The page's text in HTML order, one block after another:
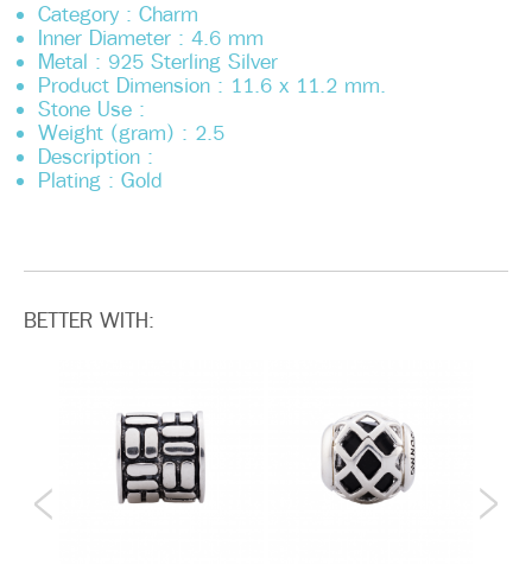
Category : Charm
Inner Diameter : 4.6 mm
Metal : 925 Sterling Silver
Product Dimension : 11.6 x 11.2 mm.
Stone Use :
Weight (gram) : 2.5
Description :
Plating : Gold
BETTER WITH: